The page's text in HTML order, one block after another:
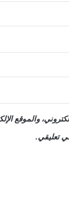
والموقع
تعليقي.